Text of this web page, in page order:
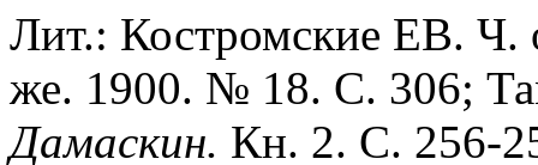
Лит.: Костромские ЕВ.
же. 1900. № 18. С. 306;
Дамаскин. Кн. 2. С. 256-